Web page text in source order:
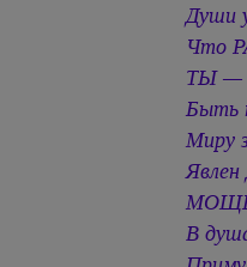
Души
Что
ТЫ —
Быть
Миру
МОЩЬ
В